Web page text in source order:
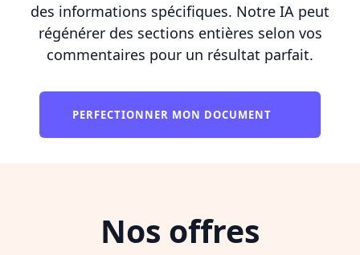
des informations spécifiques. Notre IA peut
régénérer des sections entières selon vos
commentaires pour un résultat parfait.
PERFECTIONNER MON DOCUMENT
Nos offres